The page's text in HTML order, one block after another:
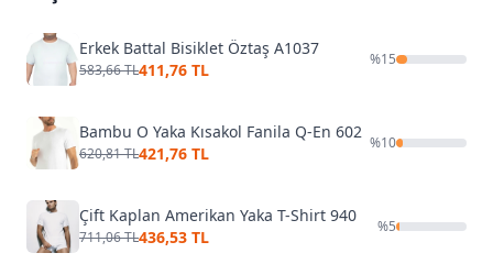
Erkek Battal Bisiklet Öztaş A1037
583,66 TL411,76 TL
%15
Bambu O Yaka Kısakol Fanila Q-En 602
620,81 TL421,76 TL
%10
Çift Kaplan Amerikan Yaka T-Shirt 940
711,06 TL436,53 TL
%5